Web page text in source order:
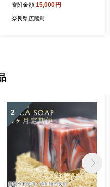
寄附金額 15,000円
奈良県広陵町
2